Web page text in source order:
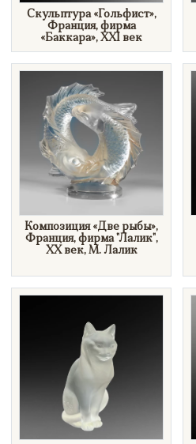
Скульптура «Гольфист»,
Франция, фирма
«Баккара», XXI век
​Композиция «Две рыбы»,
Франция, фирма "Лалик",
XX век, М. Лалик